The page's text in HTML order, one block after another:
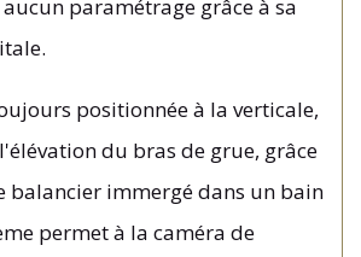
paramétrage grâce à sa
positionnée à la verticale,
du bras de grue, grâce
balancier immergé dans un bain
permet à la caméra de